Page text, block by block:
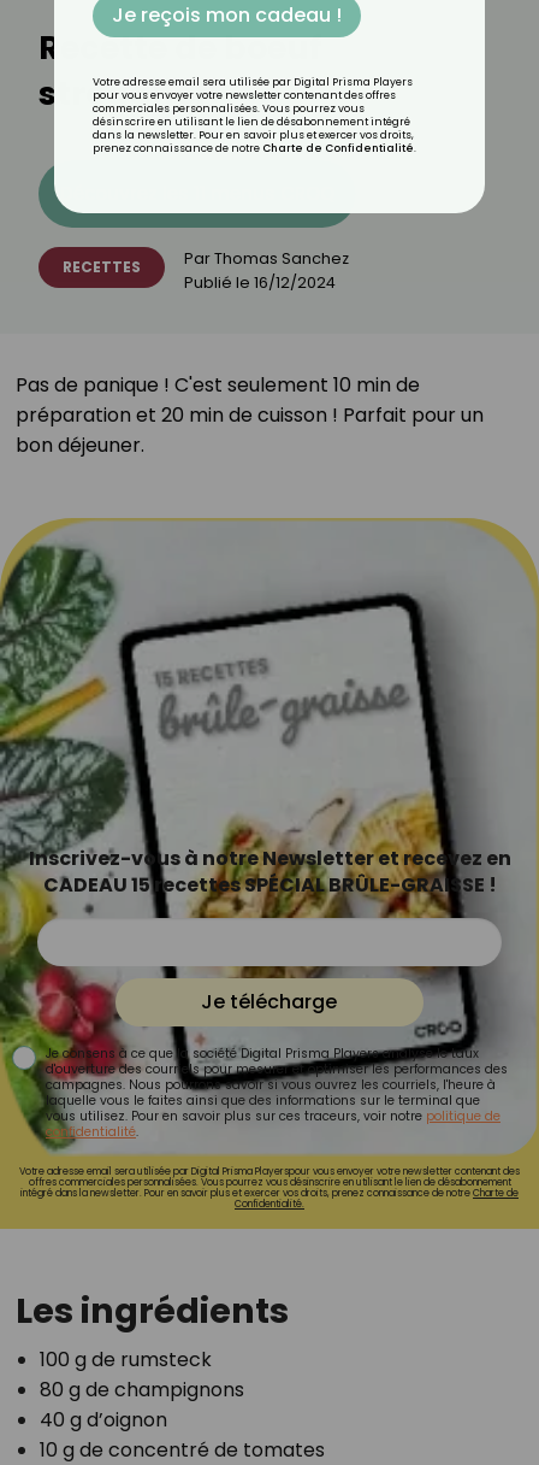
Recette de boeuf
stroganoff
RECETTES ParThomas Sanchez
Publié le 16/12/2024
⁣Pas de panique ! C'est seulement 10 min de
préparation et 20 min de cuisson ! Parfait pour un
bon déjeuner.⁣
Inscrivez-vous à notre Newsletter et recevez en
CADEAU 15 recettes SPÉCIAL BRÛLE-GRAISSE !
Je télécharge
Je consens à ce que la société Digital Prisma Players analyse le taux
d'ouverture des courriels pour mesurer et optimiser les performances des
campagnes. Nous pourrons savoir si vous ouvrez les courriels, l'heure à
laquelle vous le faites ainsi que des informations sur le terminal que
vous utilisez. Pour en savoir plus sur ces traceurs, voir notre politique de
confidentialité.
Votre adresse email sera utilisée par Digital Prisma Playerspour vous envoyer votre newsletter contenant des
offres commerciales personnalisées. Vous pourrez vous désinscrire en utilisant le lien de désabonnement
intégré dans la newsletter. Pour en savoir plus et exercer vos droits, prenez connaissance de notreCharte de
Confidentialité.
Les ingrédients
100 g de rumsteck
80 g de champignons
40 g d’oignon
10 g de concentré de tomates
Je reçois mon cadeau !
Votre adresse email sera utilisée par Digital Prisma Players
pour vous envoyer votre newsletter contenant des offres
commerciales personnalisées. Vous pourrez vous
désinscrire en utilisant le lien de désabonnement intégré
dans la newsletter. Pour en savoir plus et exercer vos droits,
prenez connaissance de notre Charte de Confidentialité.